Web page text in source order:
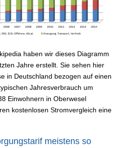
haben wir dieses Diagramm
Jahre erstellt. Sie sehen hier
in Deutschland bezogen auf einen
Jahresverbrauch um
Einwohnern in Oberwesel
kostenlosen Stromvergleich eine
meistens so